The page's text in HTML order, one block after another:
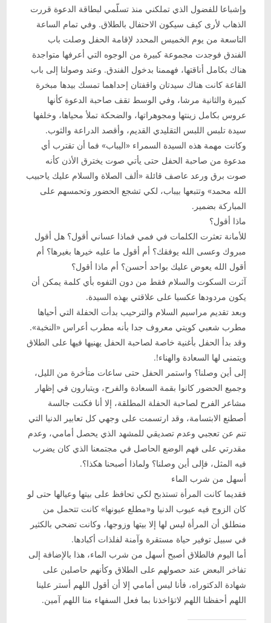
وإشباعا للفضول الذي تملكني منذ تسلّمي لبطاقة الدعوة قررت
الذهاب لأرى كيف سيكون الاحتفال بالطلاق. وفي تمام الساعة
التاسعة من يوم الخميس المحدد لإقامة الحفل وصلت باب
الفندق فوجدت مجموعة كبيرة من الوجوه التي أعرفها متواجدة
هناك بكامل أناقتها، فهممنا بدخول الفندق. وعند وصولنا إلى باب
القاعة كانت هناك سيدتان واقفتان إحداهما تمسك بيدها مبخرة
كبيرة والثانية مرشا، وفي الوسط تقف صاحبة الدعوة كأنها
عروس بكامل زينتها ومجوهراتها، والضحكة تملأ محياها، وخلفها
سيدة تلبس اللبس التقليدي القديم، وأقصد الدراعة والثوب.
وكانت مهمة هذه السيدة السمراء «اليباب» فما أن تقترب أي
مدعوة من صاحبة الحفل حتى يأتي صوت يخترق الأذن كأنه
صوت برق ورعد عاصف قائلة «ألف الصلاة والسلام عليك ياحبيب
الله محمد» وتتبعها بيباب، لكي تشجع الحضور وتحمسهم على
المباركة بضمير.
ماذا أقول؟
للأمانة تعثرت الكلمات في فمي فماذا عساني أقول؟ هل أقول
مبروك وعسى الله يوفقك؟ أم أقول ما عليه خيرها بغيرها؟ أم
أقول الله يعوض عليك بواحد أحسن؟ أم ماذا أقول؟
آثرت السكوت والسلام فقط من دون التفوه بأي كلمة يمكن أن
يكون مردودها عكسيا على علاقتي بهذه السيدة.
وبعد تقديم مراسيم السلام والترحيب بدأت الحفلة التي أحياها
مطرب شعبي كويتي معروف جدا بأنه مطرب أعراس «النخبة».
وقد بدأ الحفل بأغنية خاصة لصاحبة الحفل يهنيها فيها على الطلاق
ويتمنى لها السعادة والهناء!.
إلى أين وصلنا؟ واستمر الحفل حتى ساعات متأخرة من الليل،
وجميع الحضور كانوا بقمة السعادة والفرح، ويتبارون في إظهار
مشاعر الفرح لصاحبة الحفلة المطلقة، إلا أنا فكنت جالسة
أصطنع الابتسامة، وقد ارتسمت على وجهي كل تعابير الدنيا التي
تنم عن تعجبي وعدم تصديقي للمشهد الذي يحصل أمامي، وعدم
مقدرتي على فهم الوضع الحاصل في مجتمعنا الذي كان يضرب
فيه المثل، فإلى أين وصلنا؟ ولماذا أصبحنا هكذا؟.
أسهل من شرب الماء
فقديما كانت المرأة تستذبح لكي تحافظ على بيتها وعيالها حتى لو
كان الزوج فيه عيوب الدنيا و«مطلع عيونها» كانت تتحمل من
منطلق أن المرأة ليس لها إلا بيتها وزوجها، وكانت تضحي بالكثير
في سبيل توفير حياة مستقرة وآمنة لفلذات أكبادها.
أما اليوم فالطلاق أصبح أسهل من شرب الماء، هذا بالإضافة إلى
تفاخر البعض عند حصولهم على الطلاق وكأنهم حاصلين على
شهادة الدكتوراه، فأنا ليس أمامي إلا أن أقول اللهم أستر علينا
اللهم أحفظنا اللهم لاتؤاخذنا بما فعل السفهاء منا اللهم آمين.